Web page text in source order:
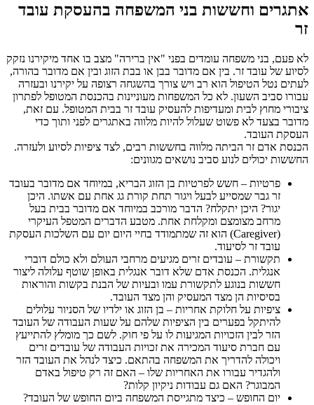
אתגרים וחששות בני המשפחה בהעסקת עובד
זר
לא פעם, בני משפחה עומדים בפני "אין ברירה" מצב בו אחד מיקירנו נזקק
לסיוע של עובד זר. בין אם מדובר בבן או בבת הזוג ובין אם מדובר בהורה,
לעתים נטל הטיפול הוא רב ויש צורך בהשגחה רצופה על יקירנו ובעזרה
עבורו סביב השעון. לא כל המשפחות מעוניינות בהכנסת המטופל לפתרון
ציבורי מחוץ לבית ומעדיפות להעסיק עובד זר בבית המטופל. עם זאת,
מדובר בצעד לא פשוט שעלול להיות מלווה באתגרים לפני ותוך כדי
העסקת העובד.
הכנסת אדם זר הביתה מלווה בחששות רבים, לצד ציפיות לסיוע ולעזרה.
החששות יכולים לנוע סביב נושאים מגוונים:
פרטיות – חשש לפרטיות בן הזוג הבריא, במיוחד אם מדובר בעובד
זר גבר שמסייע לבעל ויגור תחת קורת גג אחת עם אשתו. היכן
יגור? היכן יתקלח? הדבר מורכב במיוחד אם מדובר בבית בעל
מרחב מצומצם ומקלחת אחת. מטבע הדברים המטפל העיקרי
(Caregiver) הוא זה שמתמודד בחיי היום יום עם השלכות העסקת
עובד זר לסיעוד.
תקשורת – עובדים זרים מגיעים מרחבי העולם ולא כולם דוברי
אנגלית. הכנסת אדם שלא דובר אנגלית באופן שוטף עלולה ליצור
חששות בנוגע לתקשורת עמו ובעיות של הבנת בקשות והוראות
בסיסיות הן מצד המעסיק והן מצד העובד.
ציפיות על חלוקת אחריות – בן הזוג או ילדיו של הסניור עלולים
להיתקל בפערים בין הציפיות שלהם על שעות העבודה של העובד
הזר לבין הזכויות המגיעות לו על פי חוק. לשם כך מומלץ להתייעץ
עם חברת סיעוד המכירה את זכויות העבודה של עובדים זרים
ויכולה להדריך את המשפחה בהתאם. כיצד לנהל את העובד הזר
ולהגדיר עבורו את האחריות שלו – האם זה רק טיפול באדם
המבוגר? האם גם עבודות ניקיון קלות?
יום החופש – כיצד מתגייסת המשפחה ביום החופש של העובד?